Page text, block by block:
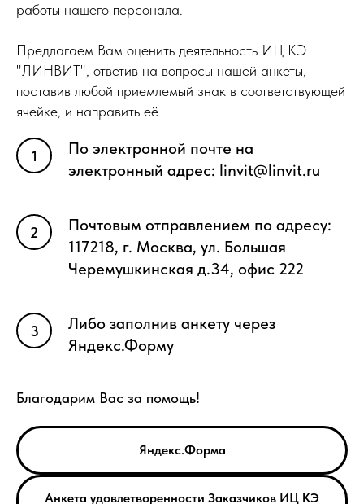
работы нашего персонала.
Предлагаем Вам оценить деятельность ИЦ КЭ
"ЛИНВИТ", ответив на вопросы нашей анкеты,
поставив любой приемлемый знак в соответствующей
ячейке, и направить её
По электронной почте на
электронный адрес: linvit@linvit.ru
Почтовым отправлением по адресу:
117218, г. Москва, ул. Большая
Черемушкинская д.34, офис 222
Либо заполнив анкету через
Яндекс.Форму
Благодарим Вас за помощь!
Яндекс.Форма
Анкета удовлетворенности Заказчиков ИЦ КЭ